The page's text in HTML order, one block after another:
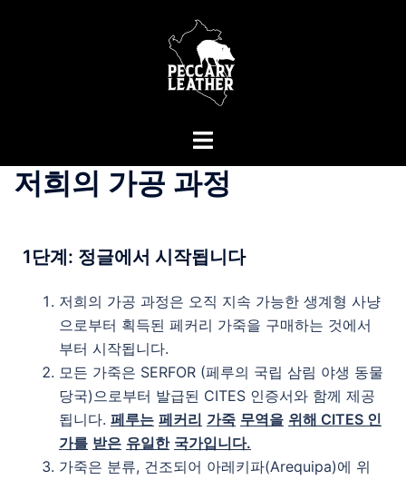
저희의 가공 과정
1단계: 정글에서 시작됩니다
저희의 가공 과정은 오직 지속 가능한 생계형 사냥
으로부터 획득된 페커리 가죽을 구매하는 것에서
부터 시작됩니다.
모든 가죽은 SERFOR (페루의 국립 삼림 야생 동물
당국)으로부터 발급된 CITES 인증서와 함께 제공
됩니다. 페루는 페커리 가죽 무역을 위해 CITES 인
가를 받은 유일한 국가입니다.
가죽은 분류, 건조되어 아레키파(Arequipa)에 위